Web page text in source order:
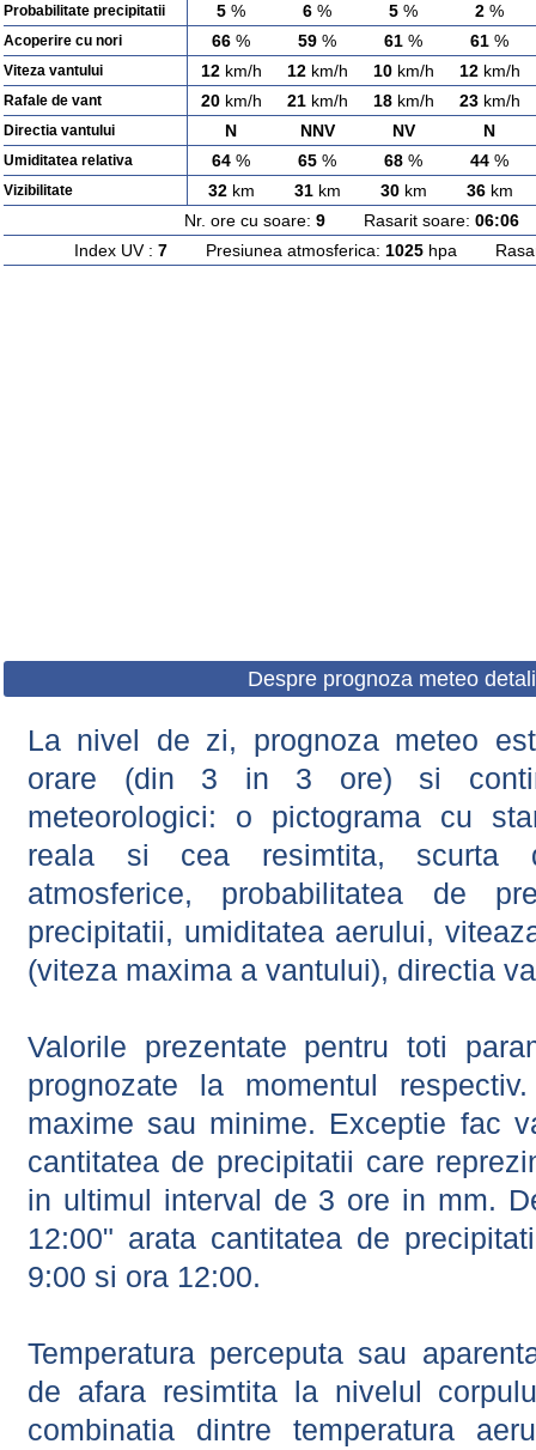
Probabilitate precipitatii 5 % 6 % 5 % 2 %
Acoperire cu nori 66 % 59 % 61 % 61 %
Viteza vantului 12km/h 12km/h 10km/h 12km/h
Rafale de vant 20km/h 21km/h 18km/h 23km/h
Directia vantului N NNV NV N
Umiditatea relativa 64 % 65 % 68 % 44 %
Vizibilitate 32km 31km 30km 36km
Nr. ore cu soare: 9Rasarit soare: 06:06
Index UV : 7Presiunea atmosferica: 1025hpa
Despre prognoza meteo
La nivel de zi, prognoza meteo
orare (din 3 in 3 ore) si
meteorologici: o pictograma cu
reala si cea resimtita, scurta
atmosferice, probabilitatea de
precipitatii, umiditatea aerului,
(viteza maxima a vantului), directia
Valorile prezentate pentru toti
prognozate la momentul
maxime sau minime. Exceptie fac
cantitatea de precipitatii care
in ultimul interval de 3 ore in mm.
12:00" arata cantitatea de
9:00 si ora 12:00.
Temperatura perceputa sau
de afara resimtita la nivelul
combinatia dintre temperatura